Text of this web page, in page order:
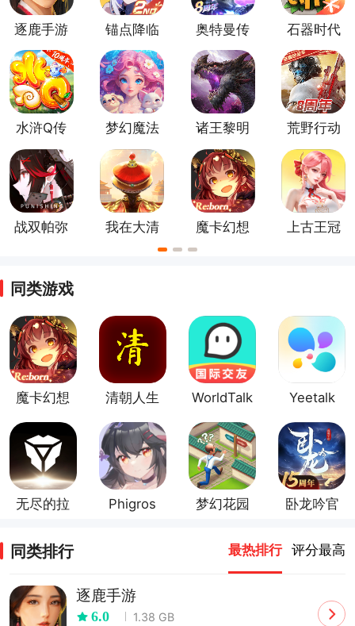
逐鹿手游
锚点降临
手游
奥特曼传
奇英雄官
方版
石器时代
觉醒最新
版
水浒Q传
手游
梦幻魔法
屋官方版
诸王黎明
官方正版
荒野行动
正版手游
战双帕弥
我在大清
当皇帝手
魔卡幻想
官方正版
上古王冠
同类游戏
魔卡幻想
清朝人生
方正版
WorldTalk
Yeetalk
无尽的拉
方正版
Phigros
梦幻花园
卧龙吟官
同类排行 最热排行 评分最高
逐鹿手游
6.0
1.38 GB